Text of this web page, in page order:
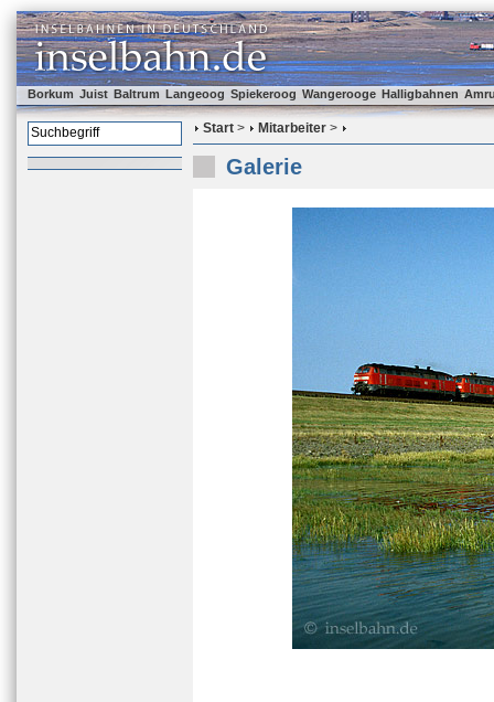
Borkum Juist Baltrum Langeoog Spiekeroog Wangerooge Halligbahnen
Start > Mitarbeiter >
Galerie